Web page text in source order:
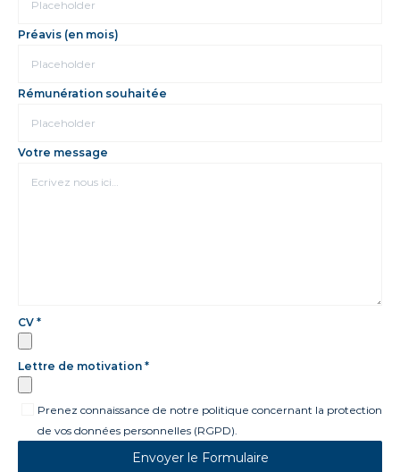
Préavis (en mois)
Rémunération souhaitée
Votre message
CV *
Lettre de motivation *
Prenez connaissance de notre politique concernant la protection
de vos données personnelles (RGPD).